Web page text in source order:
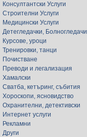
Консултантски Услуги
Строителни Услуги
Медицински Услуги
Детегледачки, Болногледачи
Курсове, уроци
Тренировки, танци
Почистване
Преводи и легализация
Хамалски
Сватба, кетъринг, събития
Хороскопи, ясновидство
Охранителни, детективски
Интернет услуги
Рекламни
Други